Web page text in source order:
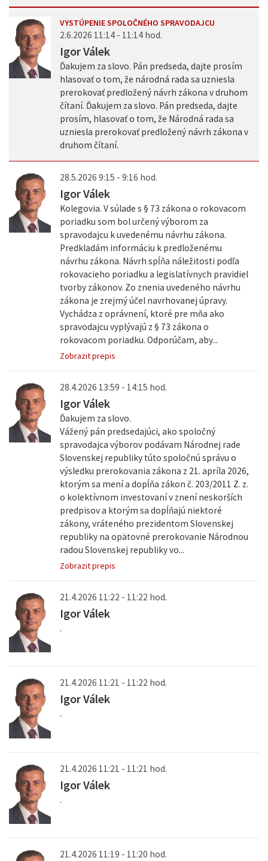
VYSTÚPENIE SPOLOČNÉHO SPRAVODAJCU
2.6.2026 11:14 - 11:14 hod.
Igor Válek
Ďakujem za slovo. Pán predseda, dajte prosím
hlasovať o tom, že národná rada sa uzniesla
prerokovať predložený návrh zákona v druhom
čítaní. Ďakujem za slovo. Pán predseda, dajte
prosím, hlasovať o tom, že Národná rada sa
uzniesla prerokovať predložený návrh zákona v
druhom čítaní.
28.5.2026 9:15 - 9:16 hod.
Igor Válek
Kolegovia. V súlade s § 73 zákona o rokovacom
poriadku som bol určený výborom za
spravodajcu k uvedenému návrhu zákona.
Predkladám informáciu k predloženému
návrhu zákona. Návrh spĺňa náležitosti podľa
rokovacieho poriadku a legislatívnych pravidiel
tvorby zákonov. Zo znenia uvedeného návrhu
zákona je zrejmý účel navrhovanej úpravy.
Vychádza z oprávnení, ktoré pre mňa ako
spravodajcu vyplývajú z § 73 zákona o
rokovacom poriadku. Odporúčam, aby...
Zobrazit prepis
28.4.2026 13:59 - 14:15 hod.
Igor Válek
Ďakujem za slovo.
Vážený pán predsedajúci, ako spoločný
spravodajca výborov podávam Národnej rade
Slovenskej republiky túto spoločnú správu o
výsledku prerokovania zákona z 21. apríla 2026,
ktorým sa mení a dopĺňa zákon č. 203/2011 Z. z.
o kolektívnom investovaní v znení neskorších
predpisov a ktorým sa dopĺňajú niektoré
zákony, vráteného prezidentom Slovenskej
republiky na opätovné prerokovanie Národnou
radou Slovenskej republiky vo...
Zobrazit prepis
21.4.2026 11:22 - 11:22 hod.
Igor Válek
.
21.4.2026 11:21 - 11:22 hod.
Igor Válek
.
21.4.2026 11:21 - 11:21 hod.
Igor Válek
.
21.4.2026 11:19 - 11:20 hod.